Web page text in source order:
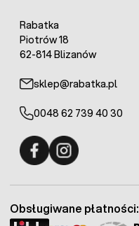
Rabatka
Piotrów 18
62-814 Blizanów
sklep@rabatka.pl
0048 62 739 40 30
Obsługiwane płatności: